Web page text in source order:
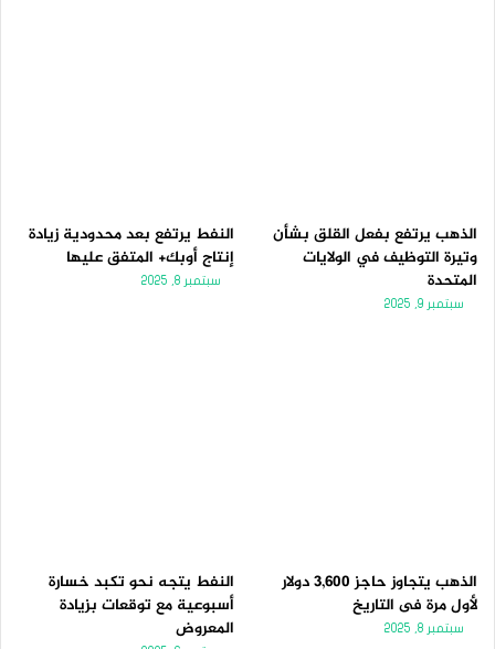
الذهب يرتفع بفعل القلق بشأن
وتيرة التوظيف في الولايات
المتحدة
سبتمبر 9, 2025
النفط يرتفع بعد محدودية زيادة
إنتاج أوبك+ المتفق عليها
سبتمبر 8, 2025
الذهب يتجاوز حاجز 3,600 دولار
لأول مرة فى التاريخ
سبتمبر 8, 2025
النفط يتجه نحو تكبد خسارة
أسبوعية مع توقعات بزيادة
المعروض